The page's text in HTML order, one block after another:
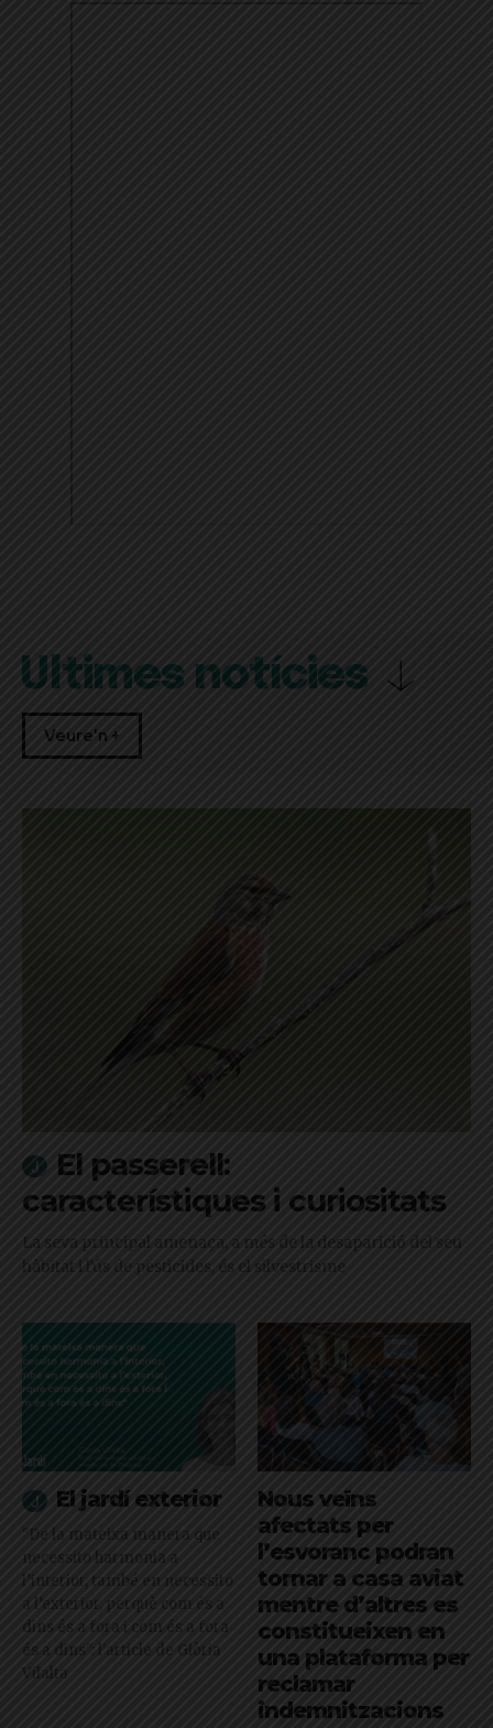
Últimes notícies
Veure'n +
El passerell:
característiques i curiositats
La seva principal amenaça, a més de la desaparició del seu
hàbitat i l'ús de pesticides, és el silvestrisme
El jardí exterior
"De la mateixa manera que
necessito harmonia a
l’interior, també en necessito
a l’exterior, perquè com és a
dins és a fora i com és a fora
és a dins": l'article de Glòria
Vilalta
Nous veïns
afectats per
l’esvoranc podran
tornar a casa aviat
mentre d’altres es
constitueixen en
una plataforma per
reclamar
indemnitzacions